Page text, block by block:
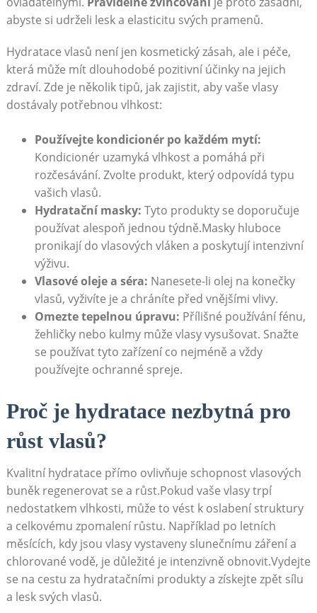
abyste si udrželi lesk a elasticitu svých pramenů.
Hydratace vlasů není jen kosmetický zásah, ale i péče,
která může mít dlouhodobé pozitivní účinky na jejich
zdraví. Zde je několik tipů, jak zajistit, aby vaše vlasy
dostávaly potřebnou vlhkost:
Používejte kondicionér po každém mytí:
Kondicionér uzamyká vlhkost a pomáhá při
rozčesávání. Zvolte produkt, který odpovídá typu
vašich vlasů.
Hydratační masky: Tyto produkty se doporučuje
používat alespoň jednou týdně.Masky hluboce
pronikají do vlasových vláken a poskytují intenzivní
výživu.
Vlasové oleje a séra: Nanesete-li olej na konečky
vlasů, vyživíte je a chráníte před vnějšími vlivy.
Omezte tepelnou úpravu: Přílišné používání fénu,
žehličky nebo kulmy může vlasy vysušovat. Snažte
se používat tyto zařízení co nejméně a vždy
používejte ochranné spreje.
Proč je hydratace nezbytná pro
růst vlasů?
Kvalitní hydratace přímo ovlivňuje schopnost vlasových
buněk regenerovat se a růst.Pokud vaše vlasy trpí
nedostatkem vlhkosti, může to vést k oslabení struktury
a celkovému zpomalení růstu. Například po letních
měsících, kdy jsou vlasy vystaveny slunečnímu záření a
chlorované vodě, je důležité je intenzivně obnovit.Vydejte
se na cestu za hydratačními produkty a získejte zpět sílu
a lesk svých vlasů.